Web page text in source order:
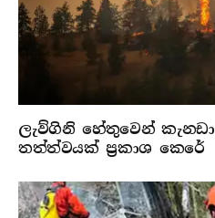
ලැව්ගිනි හේතුවෙන්
තත්ත්වයක් ප්‍රකාශ කෙරේ